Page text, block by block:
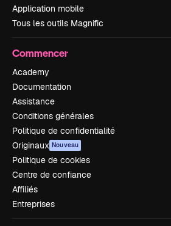
Application mobile
Tous les outils Magnific
Commencer
Academy
Documentation
Assistance
Conditions générales
Politique de confidentialité
Originaux Nouveau
Politique de cookies
Centre de confiance
Affiliés
Entreprises